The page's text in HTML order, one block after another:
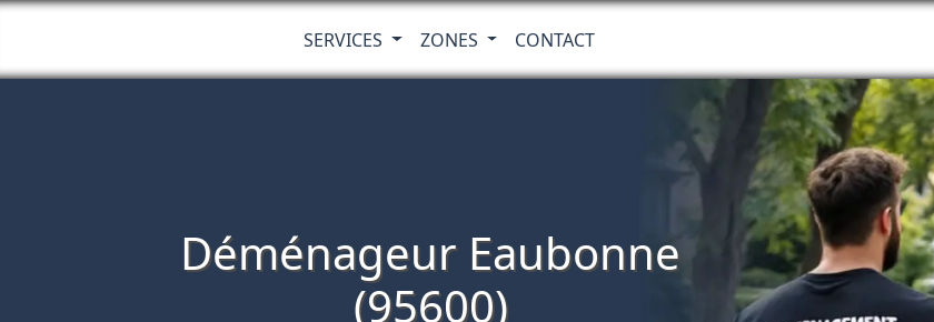
SERVICES ZONES CONTACT
Déménageur Eaubonne
(95600)